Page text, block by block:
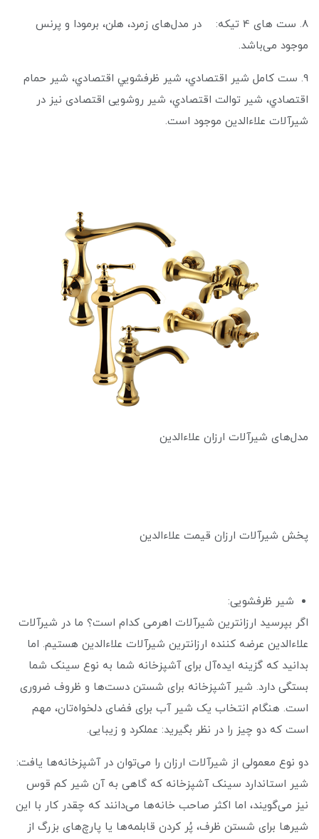
8. ست های 4 تیکه: در مدل‌های زمرد، هلن، برمودا و پرنس
موجود می‌باشد.
9. ست كامل شير اقتصادي، شير ظرفشويي اقتصادي، شير حمام
اقتصادي، شير توالت اقتصادي، شیر روشویی اقتصادی نیز در
شیرآلات علاء‌الدین موجود است.
مدل‌های شیرآلات ارزان علاءالدین
پخش شیرآلات ارزان قیمت علاءالدین
شیر ظرفشویی:
اگر بپرسید ارزانترین شیرآلات اهرمی کدام است؟ ما در شیرآلات
علاءالدین عرضه کننده ارزانترین شیرآلات علاءالدین هستیم. اما
بدانید که گزینه ایده‌آل برای آشپزخانه شما به نوع سینک شما
بستگی دارد. شیر آشپزخانه برای شستن دست‌ها و ظروف ضروری
است. هنگام انتخاب یک شیر آب برای فضای دلخواه‌تان، مهم
است که دو چیز را در نظر بگیرید: عملکرد و زیبایی.
دو نوع معمولی از شیرآلات ارزان را می‌توان در آشپزخانه‌ها یافت:
شیر استاندارد سینک آشپزخانه که گاهی به آن شیر کم قوس
نیز می‌گویند، اما اکثر صاحب خانه‌ها می‌دانند که چقدر کار با این
شیرها برای شستن ظرف، پُر کردن قابلمه‌ها یا پارچ‌های بزرگ از